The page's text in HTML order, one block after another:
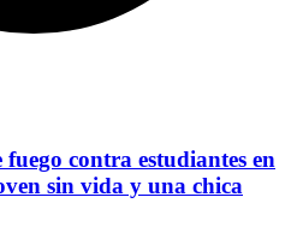
contra estudiantes en
sin vida y una chica